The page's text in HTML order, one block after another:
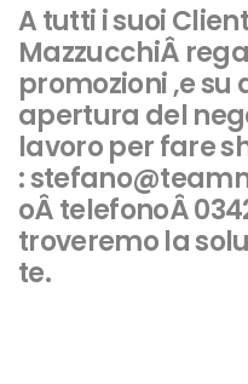
A tutti i suoi
MazzucchiÂ
promozioni ,e
apertura del
lavoro per fare
:
oÂ telefonoÂ
troveremo la
te.